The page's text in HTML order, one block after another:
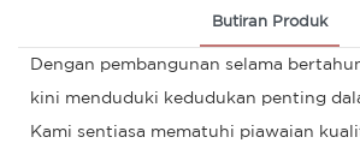
Butiran Produk
Dengan pembangunan selama
kini menduduki kedudukan penting
Kami sentiasa mematuhi piawaian